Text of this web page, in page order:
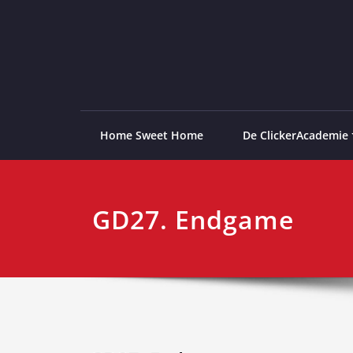
Home Sweet Home De ClickerAcademie
GD27. Endgame